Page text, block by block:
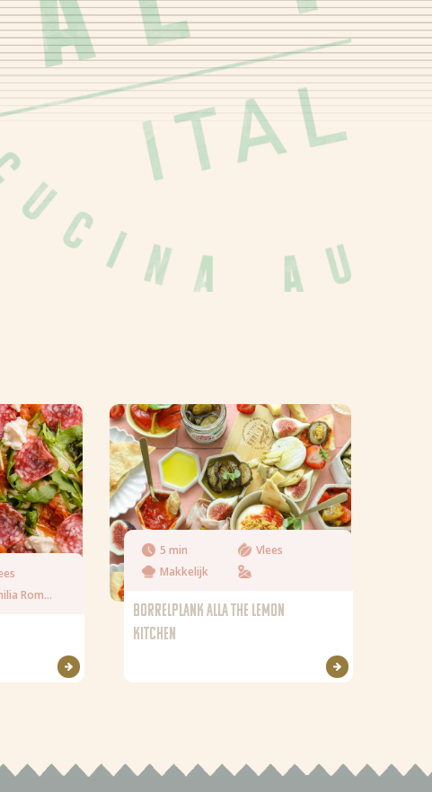
733 kJ (175 kcal)
35,3 g
79,9 g
11,3 g
0,53 g
Emilia Romagna
5 min
Vlees
Makkelijk
BORRELPLANK ALLA THE LEMON
KITCHEN